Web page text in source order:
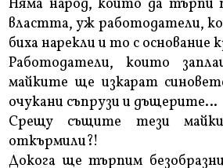
Няма народ, който да търпи
властта, уж работодатели,
биха нарекли и то с основание
Работодатели, които
майките ще изкарат
очукани съпрузи и дъщерите…
Срещу същите тези
откърмили?!
Докога ще търпим